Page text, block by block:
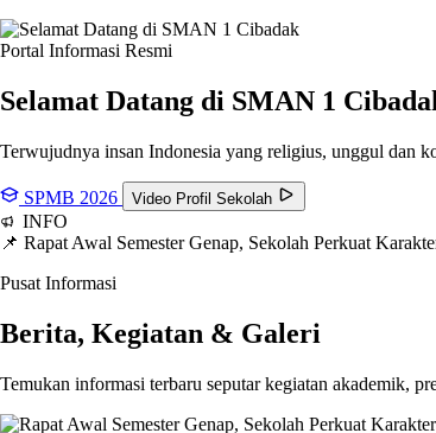
Portal Informasi Resmi
Selamat Datang di SMAN 1
Terwujudnya insan Indonesia yang religius, unggul dan
SPMB 2026 Video Profil Sekolah
INFO
📌 Rapat Awal Semester Genap, Sekolah Perkuat
Pusat Informasi
Berita, Kegiatan & Galeri
Temukan informasi terbaru seputar kegiatan akademik,